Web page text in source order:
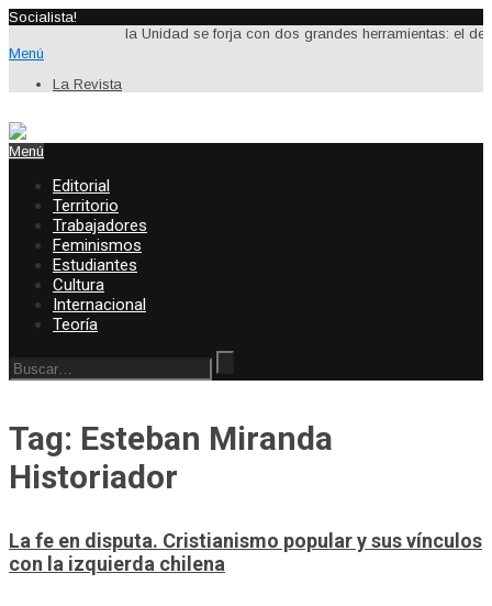
Socialista!
la Unidad se forja con dos grandes herramientas: el
Menú
La Revista
Menú
Editorial
Territorio
Trabajadores
Feminismos
Estudiantes
Cultura
Internacional
Teoría
Tag: Esteban Miranda
Historiador
La fe en disputa. Cristianismo popular y sus vínculos
con la izquierda chilena